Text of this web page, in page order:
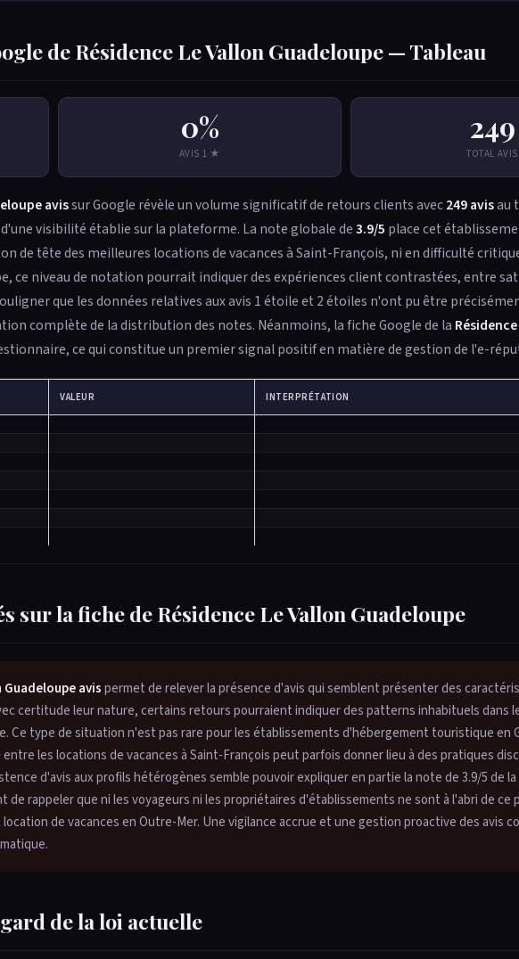
de Résidence Le Vallon Guadeloupe — Tableau
0%
AVIS 1 ★
249
TOTAL AVIS
avissur Google révèle un volume significatif de retours clients avec249 avisau
visibilité établie sur la plateforme. La note globale de3.9/5 place cet
de tête des meilleures locations de vacances à Saint-François, ni en difficulté
ce niveau de notation pourrait indiquer des expériences client contrastées, entre
que les données relatives aux avis 1 étoile et 2 étoiles n'ont pu être
complète de la distribution des notes. Néanmoins, la fiche Google de la
ce qui constitue un premier signal positif en matière de gestion de l'e-
VALEUR INTERPRÉTATION
sur la fiche de Résidence Le Vallon Guadeloupe
Guadeloupe avispermet de relever la présence d'avis qui semblent présenter des
certitude leur nature, certains retours pourraient indiquer des patterns inhabituels dans
Ce type de situation n'est pas rare pour les établissements d'hébergement touristique en
les locations de vacances à Saint-François peut parfois donner lieu à des pratiques
d'avis aux profils hétérogènes semble pouvoir expliquer en partie la note de 3.9/5 de la
de rappeler que ni les voyageurs ni les propriétaires d'établissements ne sont à l'abri de ce
de vacances en Outre-Mer. Une vigilance accrue et une gestion proactive des avis
de la loi actuelle